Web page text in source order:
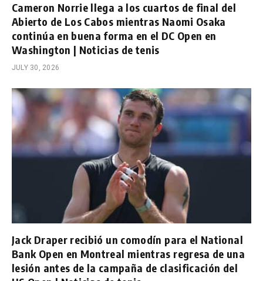
Cameron Norrie llega a los cuartos de final del
Abierto de Los Cabos mientras Naomi Osaka
continúa en buena forma en el DC Open en
Washington | Noticias de tenis
JULY 30, 2026
Jack Draper recibió un comodín para el National
Bank Open en Montreal mientras regresa de una
lesión antes de la campaña de clasificación del